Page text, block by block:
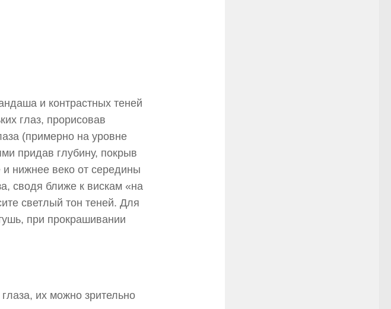
и контрастных теней
глаз, прорисовав
(примерно на уровне
придав глубину, покрыв
нижнее веко от середины
сводя ближе к вискам «на
светлый тон теней. Для
при прокрашивании
их можно зрительно